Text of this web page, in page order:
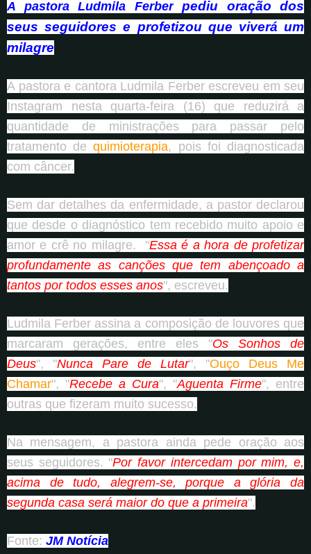
A pastora Ludmila Ferberpediu oração dos
seus seguidores e profetizou que viverá um
milagre
A pastora e cantora Ludmila Ferber escreveu em seu
Instagram nesta quarta-feira (16) que reduzirá a
quantidade de ministrações para passar pelo
tratamento dequimioterapia, pois foi diagnosticada
com câncer.
Sem dar detalhes da enfermidade, a pastor declarou
que desde o diagnóstico tem recebido muito apoio e
amor e crê no milagre. "Essa é a hora de profetizar
profundamente as canções que tem abençoado a
tantos por todos esses anos", escreveu.
Ludmila Ferber assina a composição de louvores que
marcaram gerações, entre eles "Os Sonhos de
Deus", "Nunca Pare de Lutar", "Ouço Deus Me
Chamar", "Recebe a Cura", "Aguenta Firme", entre
outras que fizeram muito sucesso.
Na mensagem, a pastora ainda pede oração aos
seus seguidores. "Por favor intercedam por mim, e,
acima de tudo, alegrem-se, porque a glória da
segunda casa será maior do que a primeira".
Fonte: JM Notícia